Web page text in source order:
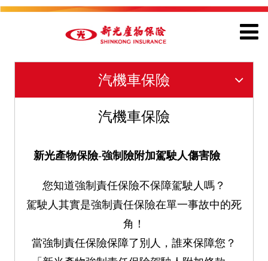
汽機車保險
汽機車保險
新光產物保險-強制險附加駕駛人傷害險
您知道強制責任保險不保障駕駛人嗎？
駕駛人其實是強制責任保險在單一事故中的死
角！
當強制責任保險保障了別人，誰來保障您？